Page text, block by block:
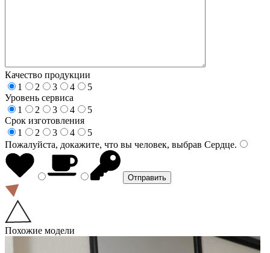
Качество продукции
1
2 3 4
5
Уровень сервиса
1
2 3 4
5
Срок изготовления
1
2 3 4
5
Пожалуйста, докажите, что вы человек, выбрав Сердце.
Похожие модели